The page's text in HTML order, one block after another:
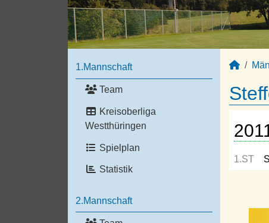
1.Mannschaft
Team
Kreisoberliga
Westthüringen
Spielplan
Statistik
2.Mannschaft
1.ST